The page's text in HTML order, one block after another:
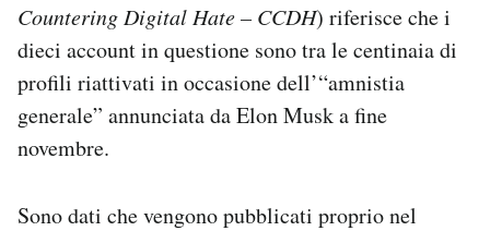
Countering Digital Hate – CCDH) riferisce che i
dieci account in questione sono tra le centinaia di
profili riattivati in occasione dell’“amnistia
generale” annunciata da Elon Musk a fine
novembre.
Sono dati che vengono pubblicati proprio nel